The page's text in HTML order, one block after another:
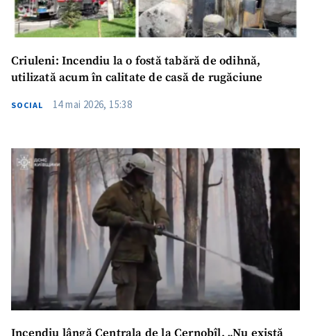
Criuleni: Incendiu la o fostă tabără de odihnă,
utilizată acum în calitate de casă de rugăciune
SOCIAL 14 mai 2026, 15:38
Link media
+ Link media
Mesajul știrei
+ Mesajul știrei
Sursă anonimă
Nume+ Numele meu
Email+ Emailul meu
+ Telefon personal
Am citit și sunt de
acord cupolitica de